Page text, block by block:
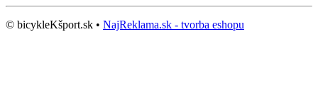
© bicykleKšport.sk • NajReklama.sk - tvorba eshopu